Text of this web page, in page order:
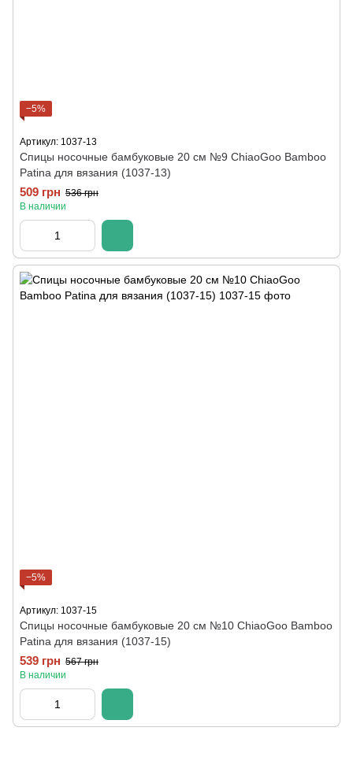
−5%
Артикул: 1037-13
Спицы носочные бамбуковые 20 см №9 ChiaoGoo Bamboo
Patina для вязания (1037-13)
509 грн 536 грн
В наличии
−5%
Артикул: 1037-15
Спицы носочные бамбуковые 20 см №10 ChiaoGoo Bamboo
Patina для вязания (1037-15)
539 грн 567 грн
В наличии